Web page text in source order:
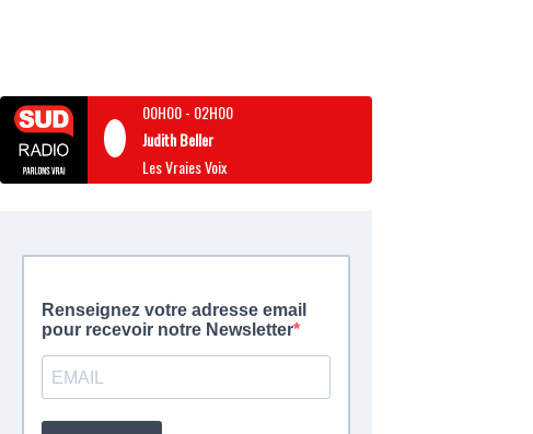
00H00- 02H00
Judith Beller
Les Vraies Voix